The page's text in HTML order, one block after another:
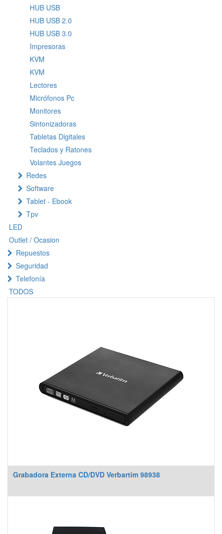
HUB USB
HUB USB 2.0
HUB USB 3.0
Impresoras
KVM
KVM
Lectores
Micrófonos Pc
Monitores
Sintonizadoras
Tabletas Digitales
Teclados y Ratones
Volantes Juegos
Redes
Software
Tablet - Ebook
Tpv
LED
Outlet / Ocasion
Repuestos
Seguridad
Telefonía
TODOS
Grabadora Externa CD/DVD Verbartim 98938